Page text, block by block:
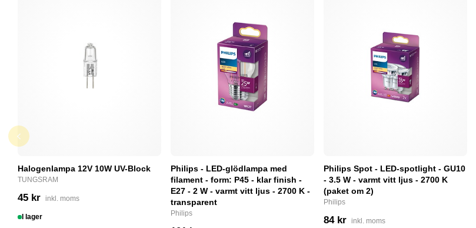
Halogenlampa 12V 10W UV-Block
TUNGSRAM
45 kr inkl. moms
I lager
Philips - LED-glödlampa med
filament - form: P45 - klar finish -
E27 - 2 W - varmt vitt ljus - 2700 K -
transparent
Philips
Philips Spot - LED-spotlight - GU10
- 3.5 W - varmt vitt ljus - 2700 K
(paket om 2)
Philips
84 kr inkl. moms